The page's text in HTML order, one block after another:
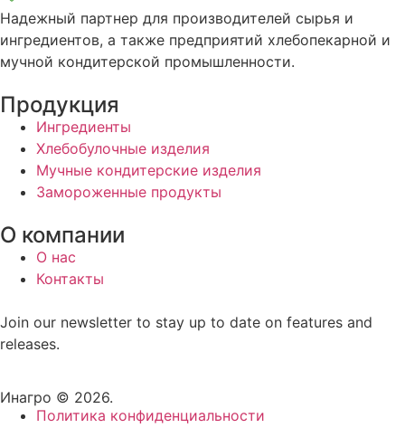
Надежный партнер для производителей сырья и
ингредиентов, а также предприятий хлебопекарной и
мучной кондитерской промышленности.
Продукция
Ингредиенты
Хлебобулочные изделия
Мучные кондитерские изделия
Замороженные продукты
О компании
О нас
Контакты
Join our newsletter to stay up to date on features and
releases.
Инагро © 2026.
Политика конфиденциальности